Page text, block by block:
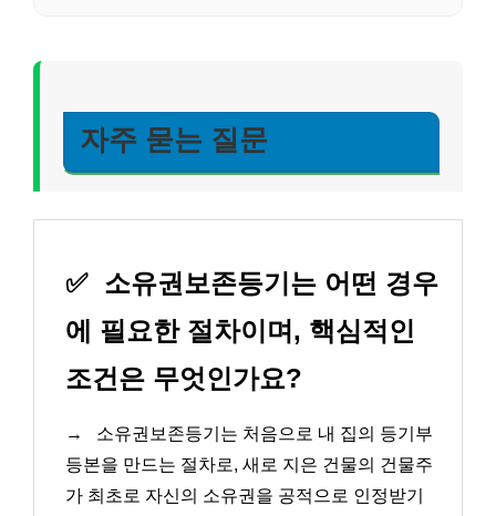
자주 묻는 질문
✅ 소유권보존등기는 어떤 경우
에 필요한 절차이며, 핵심적인
조건은 무엇인가요?
→
소유권보존등기는 처음으로 내 집의 등기부
등본을 만드는 절차로, 새로 지은 건물의 건물주
가 최초로 자신의 소유권을 공적으로 인정받기